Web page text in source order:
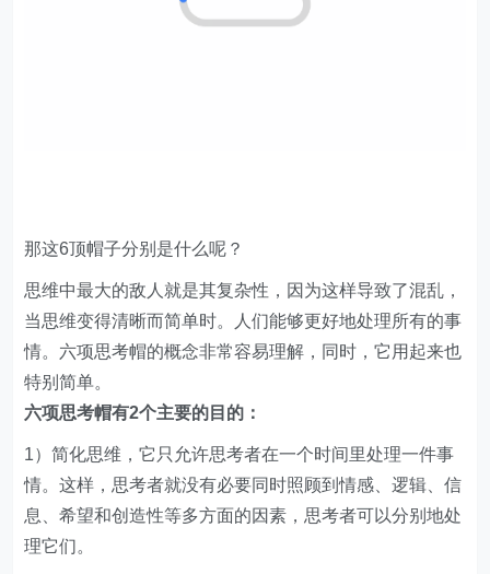
那这6顶帽子分别是什么呢？
思维中最大的敌人就是其复杂性，因为这样导致了混乱，
当思维变得清晰而简单时。人们能够更好地处理所有的事
情。六项思考帽的概念非常容易理解，同时，它用起来也
特别简单。
六项思考帽有2个主要的目的：
1）简化思维，它只允许思考者在一个时间里处理一件事
情。这样，思考者就没有必要同时照顾到情感、逻辑、信
息、希望和创造性等多方面的因素，思考者可以分别地处
理它们。